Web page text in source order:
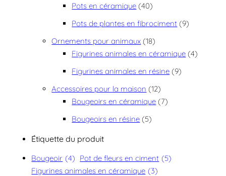
Pots en céramique 4040 produits
Pots de plantes en fibrociment 99 produits
Ornements pour animaux 1818 produits
Figurines animales en céramique 44
Figurines animales en résine 99 produits
Accessoires pour la maison
1212 produits
Bougeoirs en céramique 77 produits
Bougeoirs en résine 55 produits
Étiquette du produit
Bougeoir (4) Pot de fleurs en ciment (5)
Figurines animales en céramique (3)